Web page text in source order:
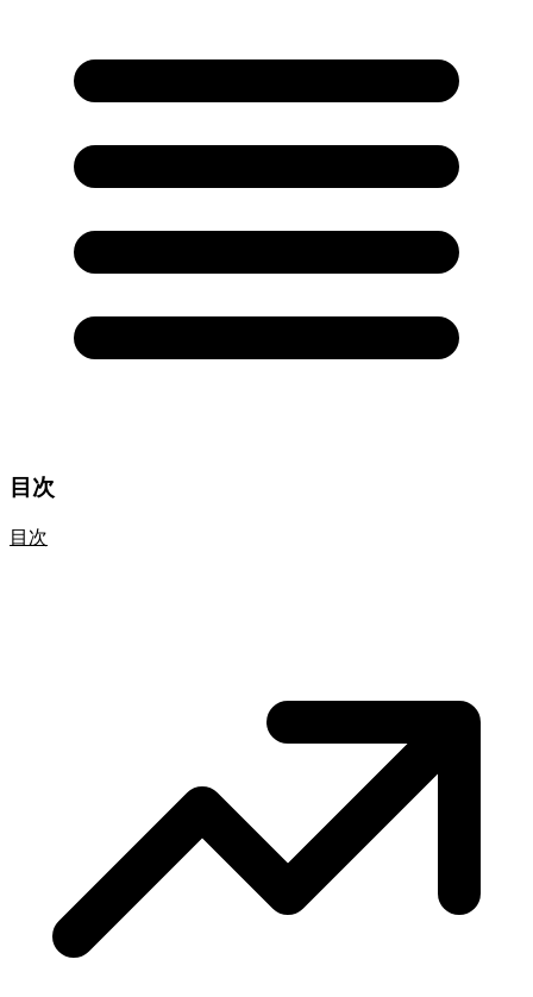
目次
目次